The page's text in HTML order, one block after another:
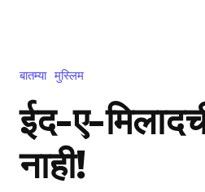
बातम्या मुस्लिम
ईद-ए-
नाही!